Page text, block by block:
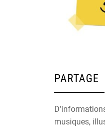
PARTAGE
musiques,